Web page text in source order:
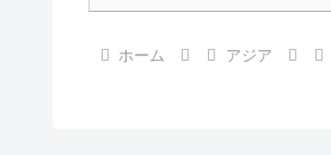
ホーム アジア